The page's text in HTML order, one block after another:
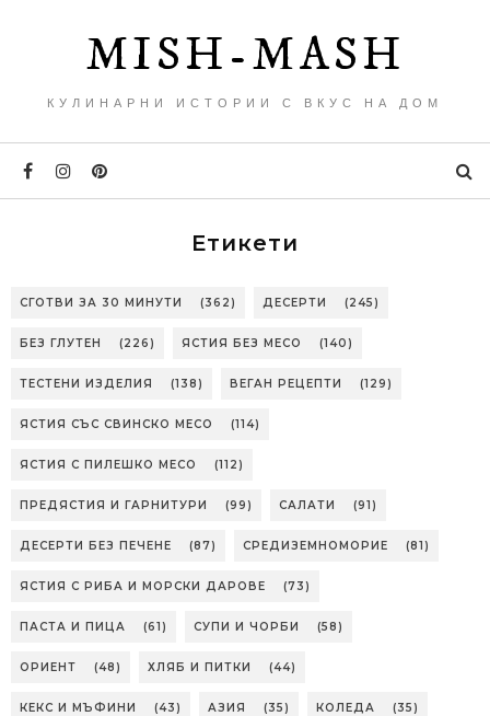
MISH-MASH
КУЛИНАРНИ ИСТОРИИ С ВКУС НА ДОМ
Етикети
СГОТВИ ЗА 30 МИНУТИ (362) ДЕСЕРТИ (245)
БЕЗ ГЛУТЕН (226) ЯСТИЯ БЕЗ МЕСО (140)
ТЕСТЕНИ ИЗДЕЛИЯ (138) ВЕГАН РЕЦЕПТИ (129)
ЯСТИЯ СЪС СВИНСКО МЕСО (114)
ЯСТИЯ С ПИЛЕШКО МЕСО (112)
ПРЕДЯСТИЯ И ГАРНИТУРИ (99) САЛАТИ (91)
ДЕСЕРТИ БЕЗ ПЕЧЕНЕ (87) СРЕДИЗЕМНОМОРИЕ (81)
ЯСТИЯ С РИБА И МОРСКИ ДАРОВЕ (73)
ПАСТА И ПИЦА (61) СУПИ И ЧОРБИ (58)
ОРИЕНТ (48) ХЛЯБ И ПИТКИ (44)
КЕКС И МЪФИНИ (43) АЗИЯ (35) КОЛЕДА (35)